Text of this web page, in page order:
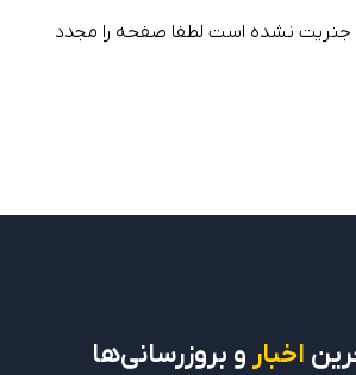
جنریت نشده است لطفا صفحه را مجدد
اخبار و بروزرسانی‌ها